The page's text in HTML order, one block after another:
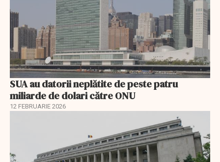
SUA au datorii neplătite de peste patru
miliarde de dolari către ONU
12 FEBRUARIE 2026